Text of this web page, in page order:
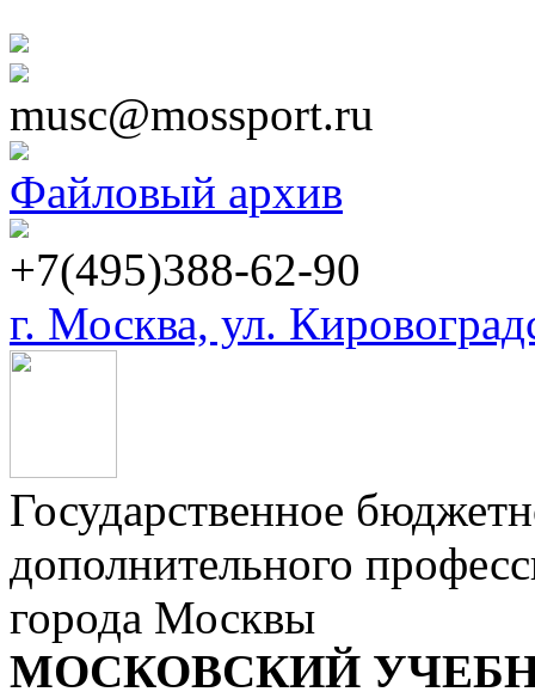
musc@mossport.ru
Файловый архив
+7(495)388-62-90
г. Москва, ул.
Государственное
дополнительного
города Москвы
МОСКОВСКИЙ